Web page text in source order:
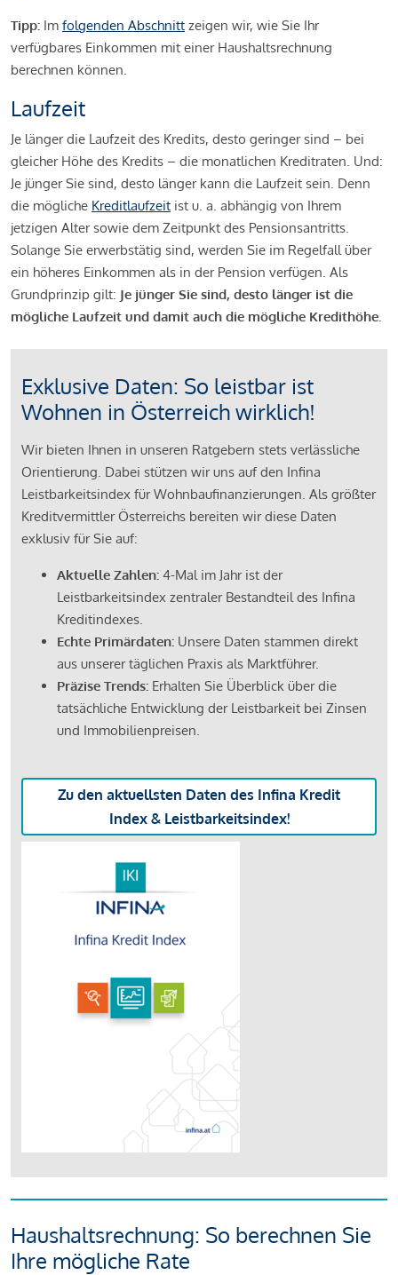
Tipp: Im folgenden Abschnitt zeigen wir, wie Sie Ihr
verfügbares Einkommen mit einer Haushaltsrechnung
berechnen können.
Laufzeit
Je länger die Laufzeit des Kredits, desto geringer sind – bei
gleicher Höhe des Kredits – die monatlichen Kreditraten. Und:
Je jünger Sie sind, desto länger kann die Laufzeit sein. Denn
die mögliche Kreditlaufzeit ist u. a. abhängig von Ihrem
jetzigen Alter sowie dem Zeitpunkt des Pensionsantritts.
Solange Sie erwerbstätig sind, werden Sie im Regelfall über
ein höheres Einkommen als in der Pension verfügen. Als
Grundprinzip gilt: Je jünger Sie sind, desto länger ist die
mögliche Laufzeit und damit auch die mögliche Kredithöhe.
Exklusive Daten: So leistbar ist
Wohnen in Österreich wirklich!
Wir bieten Ihnen in unseren Ratgebern stets verlässliche
Orientierung. Dabei stützen wir uns auf den Infina
Leistbarkeitsindex für Wohnbaufinanzierungen. Als größter
Kreditvermittler Österreichs bereiten wir diese Daten
exklusiv für Sie auf:
Aktuelle Zahlen: 4-Mal im Jahr ist der
Leistbarkeitsindex zentraler Bestandteil des Infina
Kreditindexes.
Echte Primärdaten: Unsere Daten stammen direkt
aus unserer täglichen Praxis als Marktführer.
Präzise Trends: Erhalten Sie Überblick über die
tatsächliche Entwicklung der Leistbarkeit bei Zinsen
und Immobilienpreisen.
Zu den aktuellsten Daten des Infina Kredit
Index & Leistbarkeitsindex!
Haushaltsrechnung: So berechnen Sie
Ihre mögliche Rate